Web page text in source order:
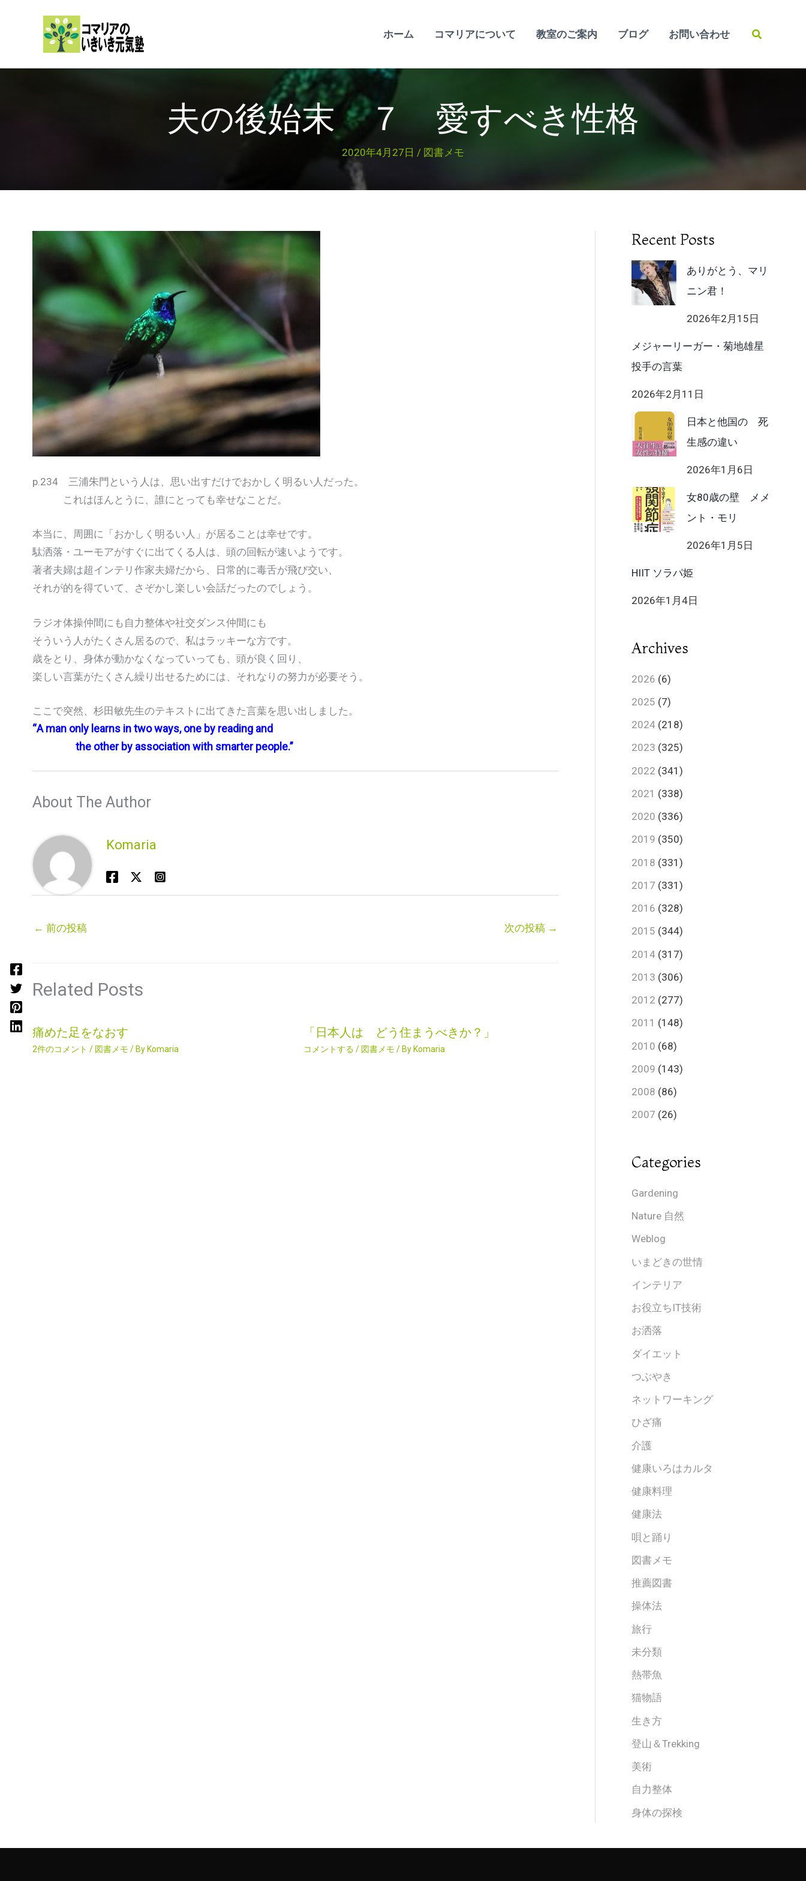
ホーム コマリアについて 教室のご案内 ブログ お問い合わせ
検
夫の後始末 ７ 愛すべき性格
2020年4月27日 / 図書メモ
p.234 三浦朱門という人は、思い出すだけでおかしく明るい人だった。
これはほんとうに、誰にとっても幸せなことだ。
本当に、周囲に「おかしく明るい人」が居ることは幸せです。
駄洒落・ユーモアがすぐに出てくる人は、頭の回転が速いようです。
著者夫婦は超インテリ作家夫婦だから、日常的に毒舌が飛び交い、
それが的を得ていて、さぞかし楽しい会話だったのでしょう。
ラジオ体操仲間にも自力整体や社交ダンス仲間にも
そういう人がたくさん居るので、私はラッキーな方です。
歳をとり、身体が動かなくなっていっても、頭が良く回り、
楽しい言葉がたくさん繰り出せるためには、それなりの努力が必要そう。
ここで突然、杉田敏先生のテキストに出てきた言葉を思い出しました。
“A man only learns in two ways, one by reading and
the other by association with smarter people.”
About The Author
Komaria
← 前の投稿 次の投稿 →
Related Posts
痛めた足をなおす
2件のコメント / 図書メモ / By Komaria
「日本人は どう住まうべきか？」
コメントする / 図書メモ / By Komaria
Recent Posts
ありがとう、マリ
ニン君！
2026年2月15日
メジャーリーガー・菊地雄星
投手の言葉
2026年2月11日
日本と他国の 死
生感の違い
2026年1月6日
女80歳の壁 メメ
ント・モリ
2026年1月5日
HIIT ソラパ姫
2026年1月4日
Archives
2026 (6)
2025 (7)
2024 (218)
2023 (325)
2022 (341)
2021 (338)
2020 (336)
2019 (350)
2018 (331)
2017 (331)
2016 (328)
2015 (344)
2014 (317)
2013 (306)
2012 (277)
2011 (148)
2010 (68)
2009 (143)
2008 (86)
2007 (26)
Categories
Gardening
Nature 自然
Weblog
いまどきの世情
インテリア
お役立ちIT技術
お洒落
ダイエット
つぶやき
ネットワーキング
ひざ痛
介護
健康いろはカルタ
健康料理
健康法
唄と踊り
図書メモ
推薦図書
操体法
旅行
未分類
熱帯魚
猫物語
生き方
登山＆Trekking
美術
自力整体
身体の探検